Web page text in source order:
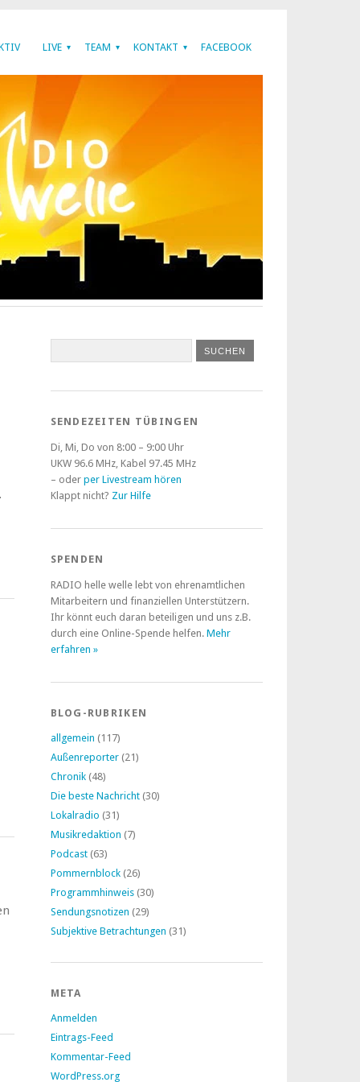
LIVE TEAM KONTAKT FACEBOOK
SENDEZEITEN TÜBINGEN
Di, Mi, Do von 8:00 – 9:00 Uhr
UKW 96.6 MHz, Kabel 97.45 MHz
– oder per Livestream hören
Klappt nicht? Zur Hilfe
SPENDEN
RADIO helle welle lebt von ehrenamtlichen
Mitarbeitern und finanziellen Unterstützern.
Ihr könnt euch daran beteiligen und uns z.B.
durch eine Online-Spende helfen. Mehr
erfahren »
BLOG-RUBRIKEN
allgemein (117)
Außenreporter(21)
Chronik(48)
Die beste Nachricht(30)
Lokalradio (31)
Musikredaktion (7)
Podcast(63)
Pommernblock(26)
Programmhinweis(30)
Sendungsnotizen (29)
Subjektive Betrachtungen (31)
META
Anmelden
Eintrags-Feed
Kommentar-Feed
WordPress.org